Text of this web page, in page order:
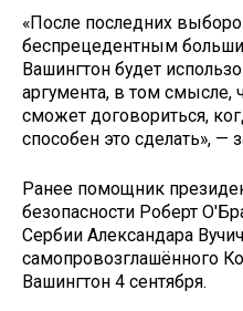
«После последних
беспрецедентным
Вашингтон будет
аргумента, в том смысле,
сможет договориться,
способен это сделать», —
Ранее помощник
безопасности Роберт
Сербии Александара
самопровозглашённого
Вашингтон 4 сентября.